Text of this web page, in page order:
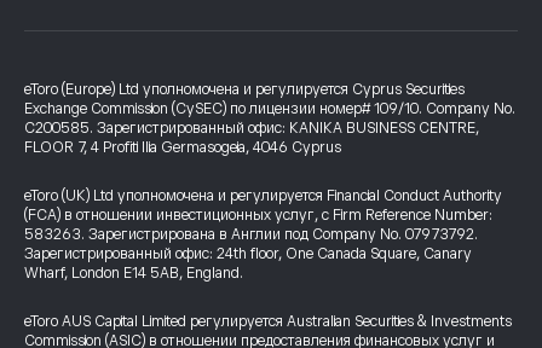
eToro (Europe) Ltd уполномочена и регулируется Cyprus Securities
Exchange Commission (CySEC) по лицензии номер# 109/10. Company No.
C200585. Зарегистрированный офис: KANIKA BUSINESS CENTRE,
FLOOR 7, 4 Profiti Ilia Germasogeia, 4046 Cyprus
eToro (UK) Ltd уполномочена и регулируется Financial Conduct Authority
(FCA) в отношении инвестиционных услуг, с Firm Reference Number:
583263. Зарегистрирована в Англии под Company No. 07973792.
Зарегистрированный офис: 24th floor, One Canada Square, Canary
Wharf, London E14 5AB, England.
eToro AUS Capital Limited регулируется Australian Securities & Investments
Commission (ASIC) в отношении предоставления финансовых услуг и